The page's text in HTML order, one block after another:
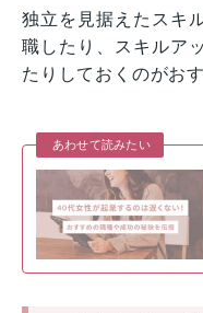
独立を見据えたスキ
職したり、スキルア
たりしておくのがお
あわせて読みたい